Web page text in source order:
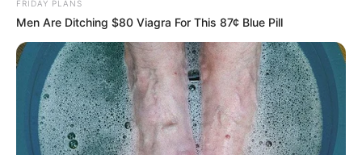
FRIDAY PLANS
Men Are Ditching $80 Viagra For This 87¢ Blue Pill